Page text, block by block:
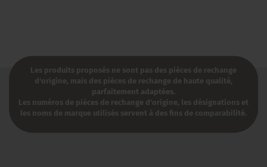
Les produits proposés ne sont pas des pièces de rechange
d'origine, mais des pièces de rechange de haute qualité,
parfaitement adaptées.
Les numéros de pièces de rechange d'origine, les désignations et
les noms de marque utilisés servent à des fins de comparabilité.​